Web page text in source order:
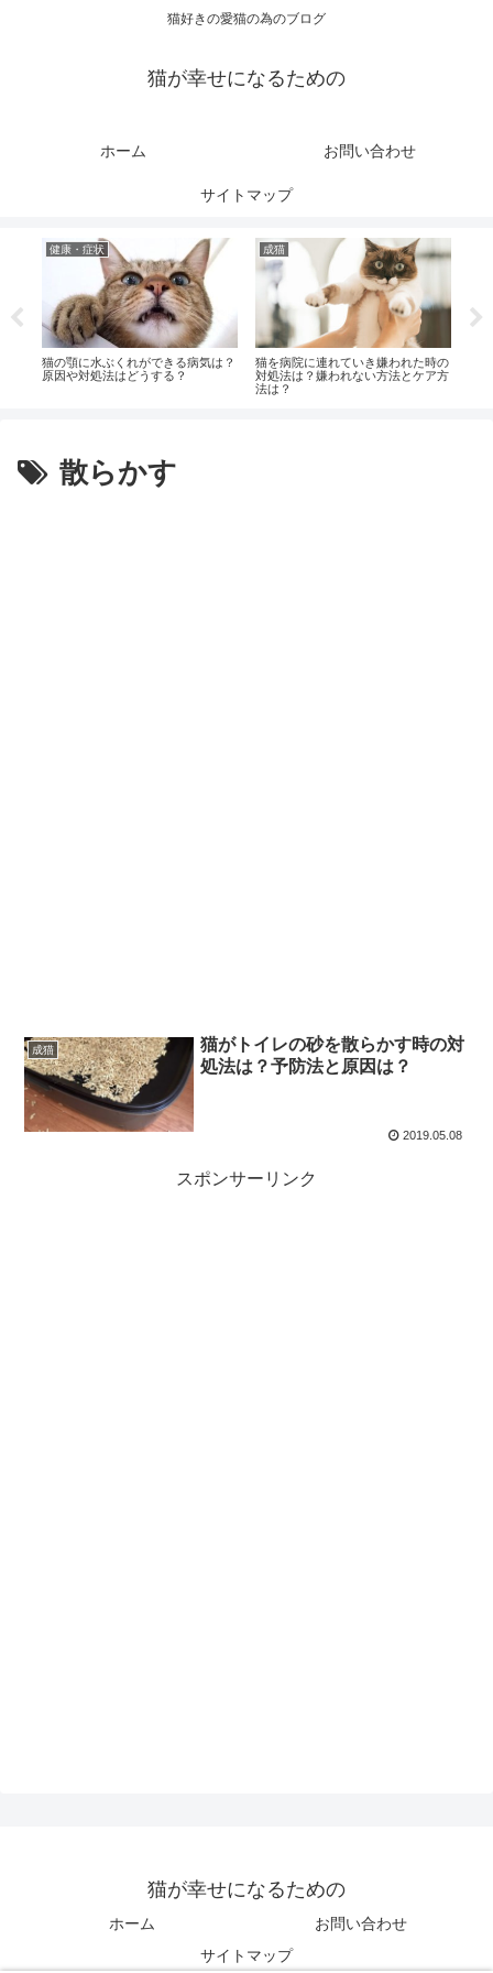
猫好きの愛猫の為のブログ
猫が幸せになるための
ホーム お問い合わせ
サイトマップ
健康・症状
猫の顎に水ぶくれができる病気は？
原因や対処法はどうする？
成猫
猫を病院に連れていき嫌われた時の
対処法は？嫌われない方法とケア方
法は？
散らかす
成猫
猫がトイレの砂を散らかす時の対
処法は？予防法と原因は？
2019.05.08
スポンサーリンク
猫が幸せになるための
ホーム
お問い合わせ
サイトマップ